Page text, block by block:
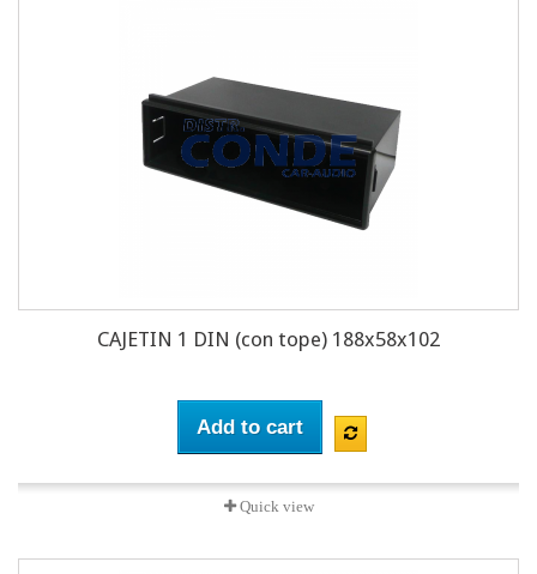
CAJETIN 1 DIN (con tope) 188x58x102
Add to cart
Quick view